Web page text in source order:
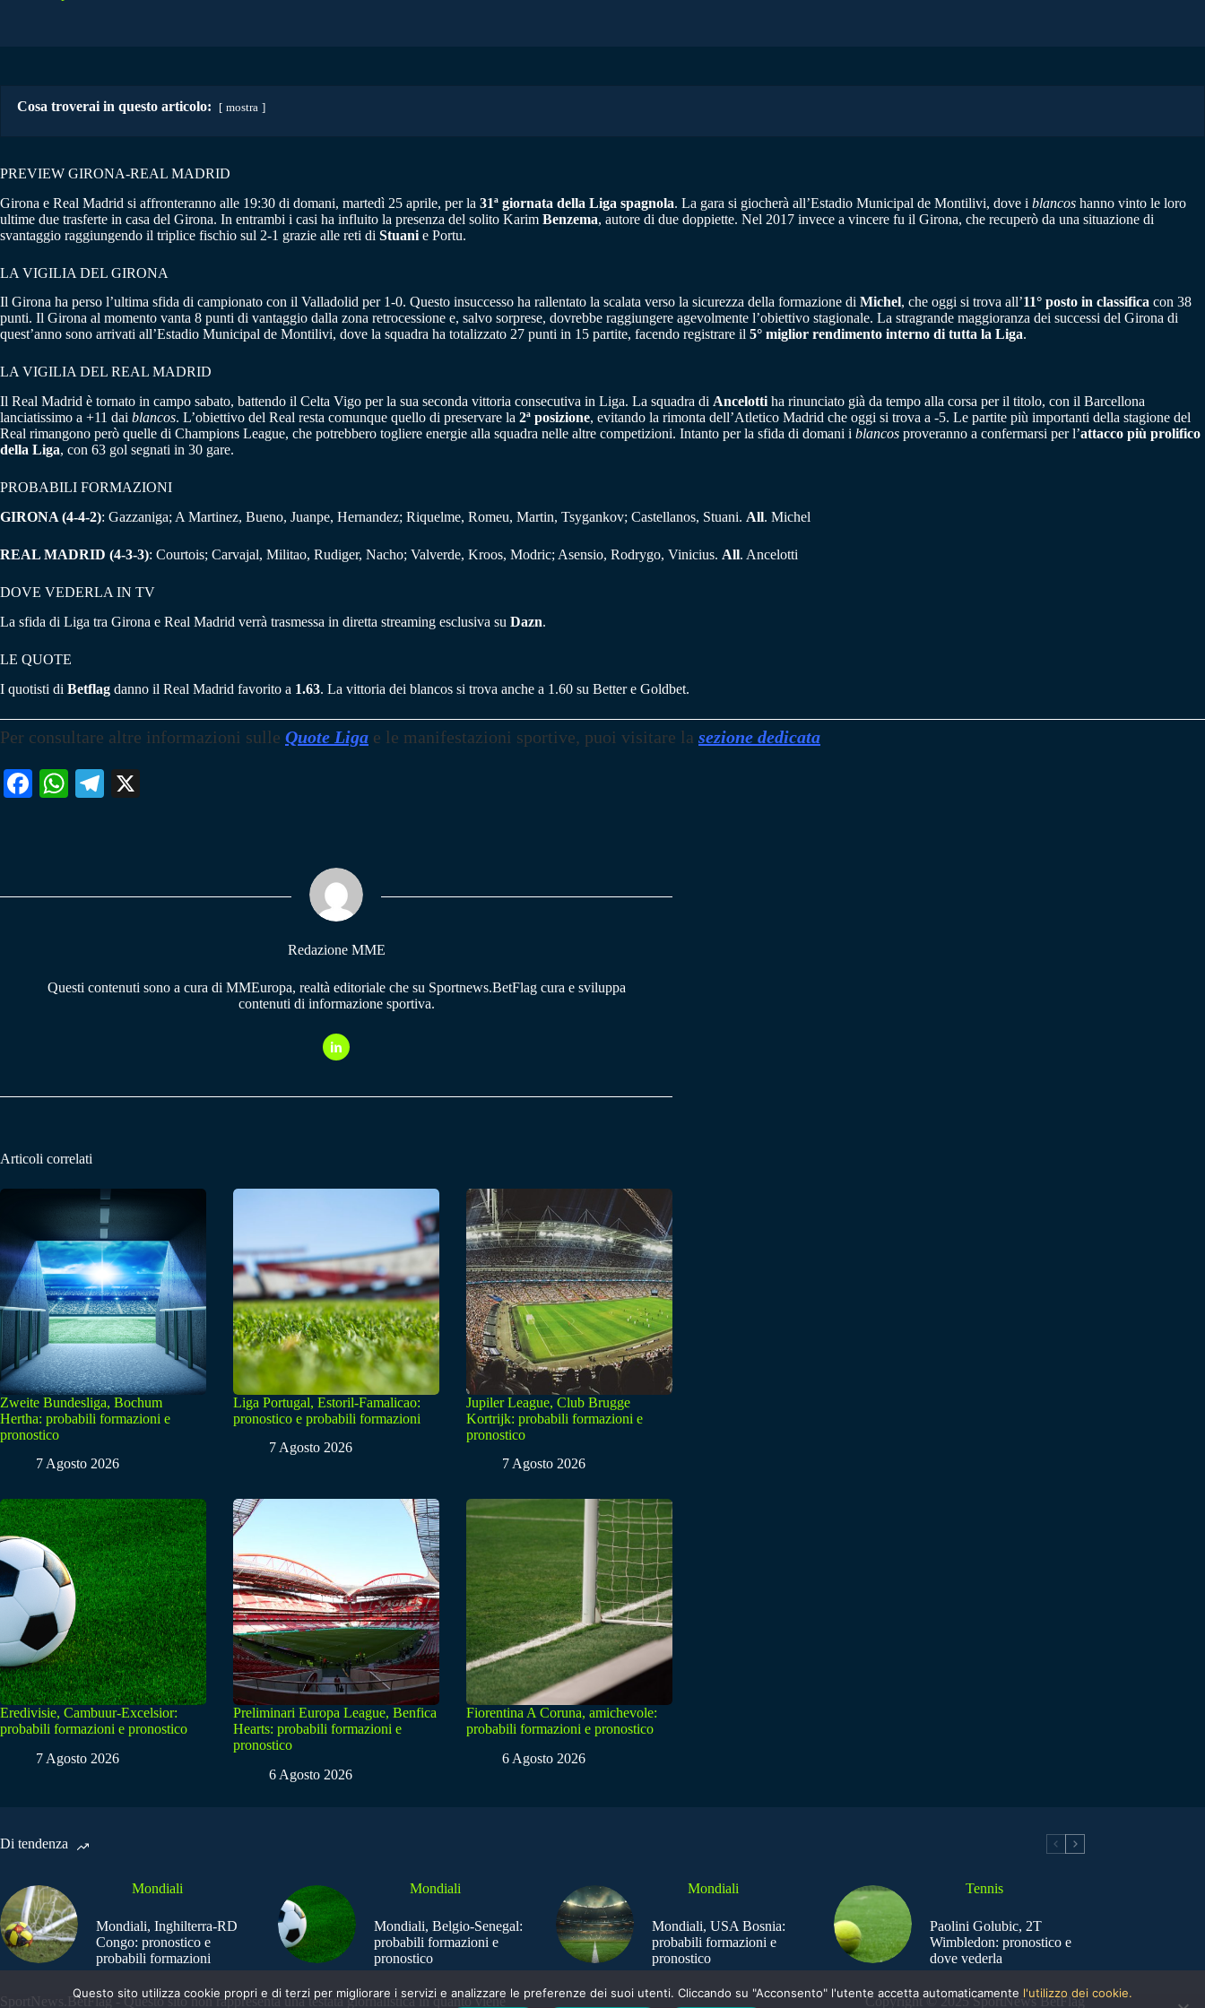
Cosa troverai in questo articolo: mostra
PREVIEW GIRONA-REAL MADRID
Girona e Real Madrid si affronteranno alle 19:30 di domani, martedì 25 aprile, per la 31ª giornata della Liga spagnola. La gara si giocherà all’Estadio Municipal de Montilivi, dove i blancos hanno vinto le loro
ultime due trasferte in casa del Girona. In entrambi i casi ha influito la presenza del solito Karim Benzema, autore di due doppiette. Nel 2017 invece a vincere fu il Girona, che recuperò da una situazione di
svantaggio raggiungendo il triplice fischio sul 2-1 grazie alle reti di Stuani e Portu.
LA VIGILIA DEL GIRONA
Il Girona ha perso l’ultima sfida di campionato con il Valladolid per 1-0. Questo insuccesso ha rallentato la scalata verso la sicurezza della formazione di Michel, che oggi si trova all’11° posto in classifica con 38
punti. Il Girona al momento vanta 8 punti di vantaggio dalla zona retrocessione e, salvo sorprese, dovrebbe raggiungere agevolmente l’obiettivo stagionale. La stragrande maggioranza dei successi del Girona di
quest’anno sono arrivati all’Estadio Municipal de Montilivi, dove la squadra ha totalizzato 27 punti in 15 partite, facendo registrare il 5° miglior rendimento interno di tutta la Liga.
LA VIGILIA DEL REAL MADRID
Il Real Madrid è tornato in campo sabato, battendo il Celta Vigo per la sua seconda vittoria consecutiva in Liga. La squadra di Ancelotti ha rinunciato già da tempo alla corsa per il titolo, con il Barcellona
lanciatissimo a +11 dai blancos. L’obiettivo del Real resta comunque quello di preservare la 2ª posizione, evitando la rimonta dell’Atletico Madrid che oggi si trova a -5. Le partite più importanti della stagione del
Real rimangono però quelle di Champions League, che potrebbero togliere energie alla squadra nelle altre competizioni. Intanto per la sfida di domani i blancos proveranno a confermarsi per l’attacco più prolifico
della Liga, con 63 gol segnati in 30 gare.
PROBABILI FORMAZIONI
GIRONA (4-4-2): Gazzaniga; A Martinez, Bueno, Juanpe, Hernandez; Riquelme, Romeu, Martin, Tsygankov; Castellanos, Stuani. All. Michel
REAL MADRID (4-3-3): Courtois; Carvajal, Militao, Rudiger, Nacho; Valverde, Kroos, Modric; Asensio, Rodrygo, Vinicius. All. Ancelotti
DOVE VEDERLA IN TV
La sfida di Liga tra Girona e Real Madrid verrà trasmessa in diretta streaming esclusiva su Dazn.
LE QUOTE
I quotisti di Betflag danno il Real Madrid favorito a 1.63. La vittoria dei blancos si trova anche a 1.60 su Better e Goldbet.
Per consultare altre informazioni sulle Quote Liga e le manifestazioni sportive, puoi visitare la sezione dedicata
Fa W
pp
Te
m
Redazione MME
Questi contenuti sono a cura di MMEuropa, realtà editoriale che su Sportnews.BetFlag cura e sviluppa
contenuti di informazione sportiva.
Articoli correlati
Zweite Bundesliga, Bochum
Hertha: probabili formazioni e
pronostico
7 Agosto 2026
Liga Portugal, Estoril-Famalicao:
pronostico e probabili formazioni
7 Agosto 2026
Jupiler League, Club Brugge
Kortrijk: probabili formazioni e
pronostico
7 Agosto 2026
Eredivisie, Cambuur-Excelsior:
probabili formazioni e pronostico
7 Agosto 2026
Preliminari Europa League, Benfica
Hearts: probabili formazioni e
pronostico
6 Agosto 2026
Fiorentina A Coruna, amichevole:
probabili formazioni e pronostico
6 Agosto 2026
Di tendenza
Mondiali
Mondiali, Inghilterra-RD
Congo: pronostico e
probabili formazioni
Mondiali
Mondiali, Belgio-Senegal:
probabili formazioni e
pronostico
Mondiali
Mondiali, USA Bosnia:
probabili formazioni e
pronostico
Tennis
Paolini Golubic, 2T
Wimbledon: pronostico e
dove vederla
SportNews.BetFlag - Questo sito non rappresenta una testata giornalistica in quanto viene Copyright © 2025 SportNews BetFlag
Questo sito utilizza cookie propri e di terzi per migliorare i servizi e analizzare le preferenze dei suoi utenti. Cliccando su "Acconsento" l'utente accetta automaticamente l'utilizzo dei cookie.